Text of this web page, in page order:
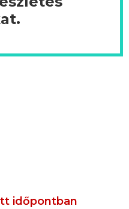
időpontban